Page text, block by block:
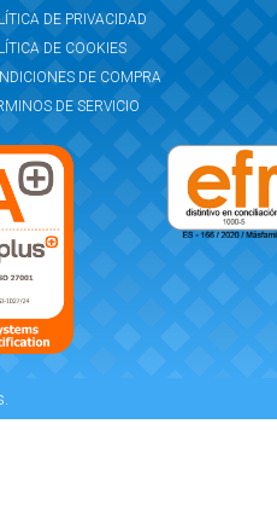
DE PRIVACIDAD
DE COOKIES
DE COMPRA
DE SERVICIO